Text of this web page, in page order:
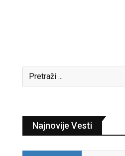
Najnovije Vesti